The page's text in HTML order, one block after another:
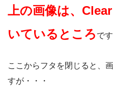
上の画像は、
いているところ です
ここからフタを閉じると、
すが・・・